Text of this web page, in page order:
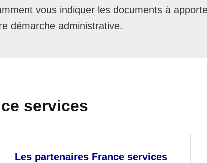
vous indiquer les documents à
démarche administrative.
services
Les partenaires France services